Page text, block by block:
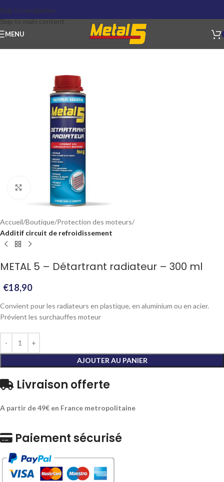
Skip to navigation
Skip to main content
MENU
Click to enlarge
Accueil Boutique Protection des moteurs
Additif circuit de refroidissement
METAL 5 – Détartrant radiateur – 300 ml
€18,90
Convient pour les radiateurs en plastique, en aluminium ou en acier.
Prévient les surchauffes moteur
AJOUTER AU PANIER
Livraison offerte
A partir de 49€ en France metropolitaine
Paiement sécurisé